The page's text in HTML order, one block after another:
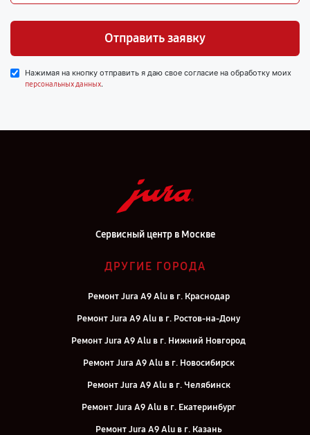
Отправить заявку
Нажимая на кнопку отправить я даю свое согласие на обработку моих
персональных данных.
Сервисный центр в Москве
ДРУГИЕ ГОРОДА
Ремонт Jura A9 Alu в г. Краснодар
Ремонт Jura A9 Alu в г. Ростов-на-Дону
Ремонт Jura A9 Alu в г. Нижний Новгород
Ремонт Jura A9 Alu в г. Новосибирск
Ремонт Jura A9 Alu в г. Челябинск
Ремонт Jura A9 Alu в г. Екатеринбург
Ремонт Jura A9 Alu в г. Казань